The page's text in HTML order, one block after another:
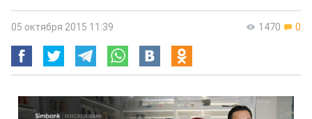
1470 0
05 октября 2015 11:39